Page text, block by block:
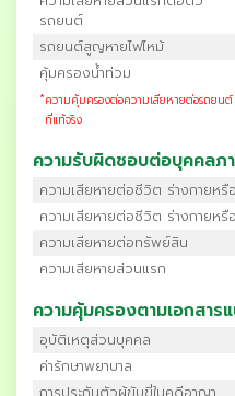
รถยนต์
รถยนต์สูญหายไฟไหม้
คุ้มครองน้ำท่วม
*ความคุ้มครองต่อความเสียหายต่อรถย
ที่แท้จริง
ความรับผิดชอบต่อบุคคลภ
ความเสียหายต่อชีวิต ร่างกายหรื
ความเสียหายต่อชีวิต ร่างกายหรื
ความเสียหายต่อทรัพย์สิน
ความเสียหายส่วนแรก
ความคุ้มครองตามเอกสาร
อุบัติเหตุส่วนบุคคล
ค่ารักษาพยาบาล